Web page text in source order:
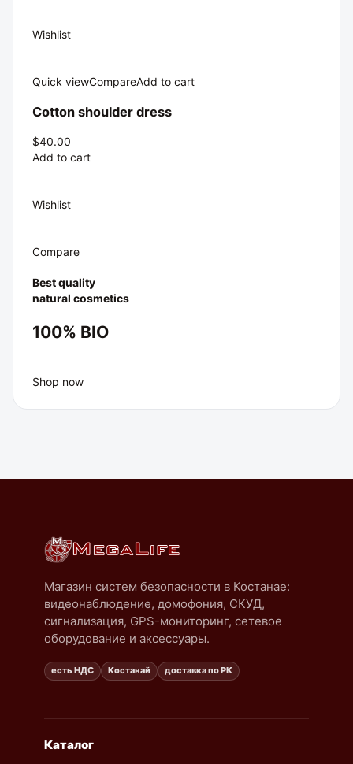
Wishlist
Quick viewCompareAdd to cart
Cotton shoulder dress
$40.00
Add to cart
Wishlist
Compare
Best quality
natural cosmetics
100% BIO
Shop now
Магазин систем безопасности в Костанае:
видеонаблюдение, домофония, СКУД,
сигнализация, GPS-мониторинг, сетевое
оборудование и аксессуары.
есть НДС Костанай доставка по РК
Каталог